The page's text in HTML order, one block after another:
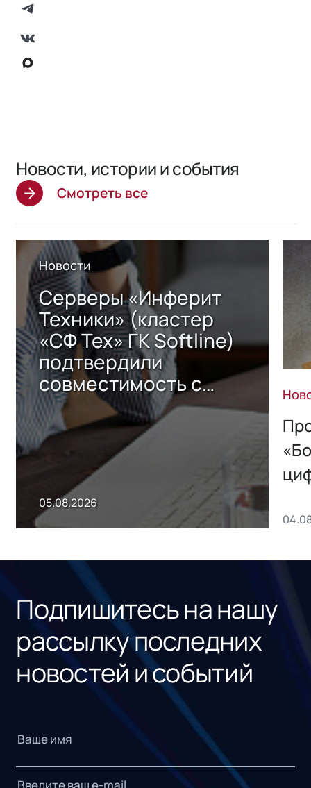
Новости, истории и события
Смотреть все
Новости
Серверы «Инферит
Техники» (кластер
«СФ Тех» ГК Softline)
подтвердили
совместимость с
решением Sharx
Storage 2.x для
хранения данных
05.08.2026
Подпишитесь на нашу
рассылку последних
новостей и событий